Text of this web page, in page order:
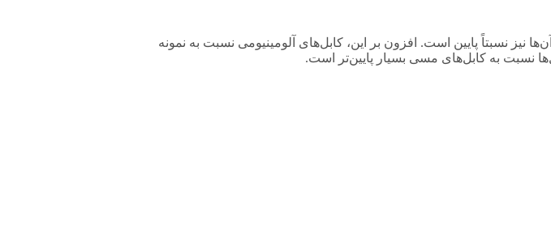
داشته و مقاومت آن‌ها نیز نسبتاً پایین است. افزون بر این، کابل‌های آلومینیومی نسبت به نمونه
نسبت به کابل‌های مسی بسیار پایین‌تر است.